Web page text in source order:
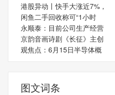
港股异动丨快手大涨近7%，
闲鱼二手回收称可“1小时
永顺泰：目前公司生产经营
京韵音画诗剧《长征》主创
观焦点：6月15日半导体概
图文词条